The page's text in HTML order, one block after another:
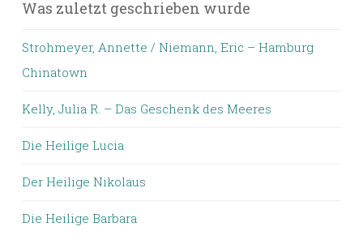
Was zuletzt geschrieben wurde
Strohmeyer, Annette / Niemann, Eric – Hamburg
Chinatown
Kelly, Julia R. – Das Geschenk des Meeres
Die Heilige Lucia
Der Heilige Nikolaus
Die Heilige Barbara